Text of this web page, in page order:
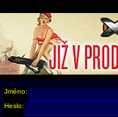
Jméno:
Heslo: